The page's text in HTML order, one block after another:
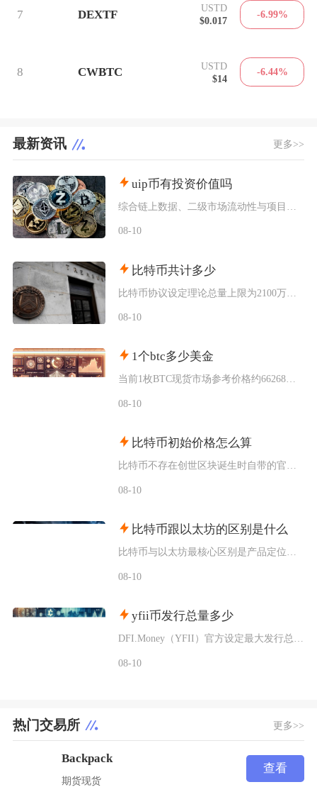
7 DEXTF
USTD
$0.017
-6.99%
8 CWBTC
USTD
$14
-6.44%
最新资讯 更多>>
uip币有投资价值吗
08-10
比特币共计多少
08-10
1个btc多少美金
当前1枚BTC现货市场参考价格约66268美元，该价格为综合多家主流交易平台加权形成的市场
08-10
比特币初始价格怎么算
08-10
比特币跟以太坊的区别是什么
08-10
yfii币发行总量多少
08-10
热门交易所 更多>>
Backpack
期货现货
查看